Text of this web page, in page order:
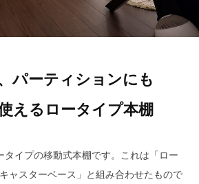
パーティションにも
えるロータイプ本棚
タイプの移動式本棚です。これは「ロー
ャスターベース」と組み合わせたもので